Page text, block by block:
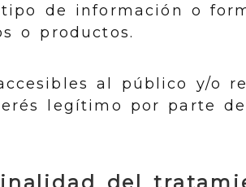
de información o
o productos.
al público y/o
legítimo por parte de